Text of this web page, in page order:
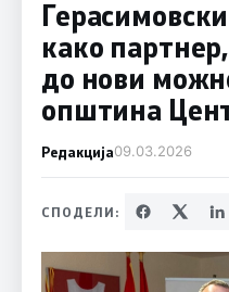
како
до нови
општина
Редакција09.03.2026
СПОДЕЛИ: